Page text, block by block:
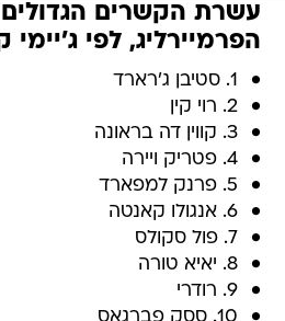
עשרת הקשרים
הפרמיירליג, לפי ג'יימי
1. סטיבן ג'רארד
2. רוי קין
3. קווין דה בראונה
4. פטריק ויירה
5. פרנק למפארד
6. אנגולו קאנטה
7. פול סקולס
8. יאיא טורה
9. רודרי